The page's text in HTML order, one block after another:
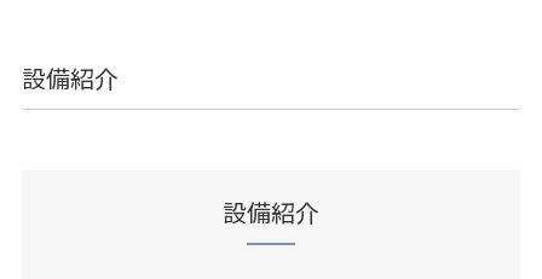
設備紹介
設備紹介